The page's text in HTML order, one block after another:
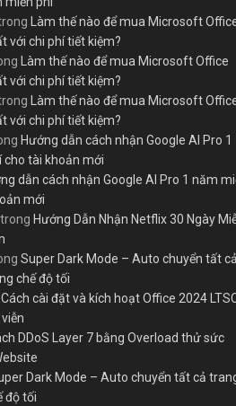
Làm thế nào để mua Microsoft
với chi phí tiết kiệm?
Làm thế nào để mua Microsoft Office
với chi phí tiết kiệm?
Làm thế nào để mua Microsoft
với chi phí tiết kiệm?
Hướng dẫn cách nhận Google AI Pro 1
cho tài khoản mới
dẫn cách nhận Google AI Pro 1 năm
mới
trong Hướng Dẫn Nhận Netflix 30 Ngày
Super Dark Mode – Auto chuyển tất cả
chế độ tối
Cách cài đặt và kích hoạt Office 2024
DDoS Layer 7 bằng Overload thử sức
Dark Mode – Auto chuyển tất cả
độ tối